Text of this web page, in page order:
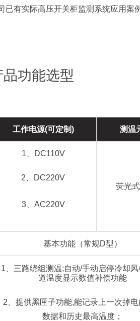
已有实际高压开关柜监测系统应用案
品功能选型
工作电源(可定制) 测温
1、DC110V
2、DC220V
3、AC220V
荧光
基本功能（常规D型）
1、三路绕组测温;自动/手动启停冷却风
道温度显示数值补偿功能
2、提供黑匣子功能,能记录上一次掉
数据和历史最高温度；